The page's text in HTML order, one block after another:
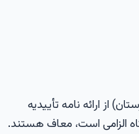
از ارائه نامه تأییدیه